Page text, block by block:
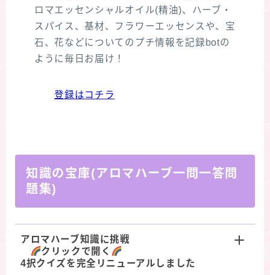
ロマエッセンシャルオイル(精油)、ハーブ・
スパイス、基材、フラワーエッセンスや、宝
石、花などについてのプチ情報を記録botの
ように毎日お届け！
登録はコチラ
知識の宝庫(アロマハーブ一問一答問
題集)
アロマハーブ知識に挑戦
クリックで開く
4択クイズを完全リニューアルしました